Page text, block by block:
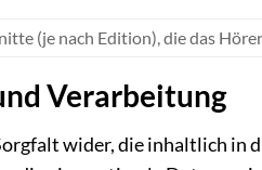
(je nach Edition), die das
Verarbeitung
wider, die inhaltlich in